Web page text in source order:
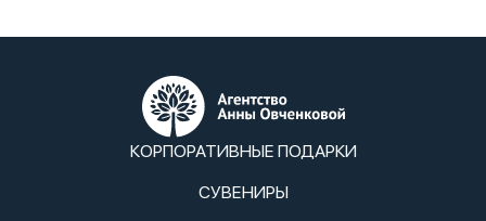
КОРПОРАТИВНЫЕ ПОДАРКИ
СУВЕНИРЫ